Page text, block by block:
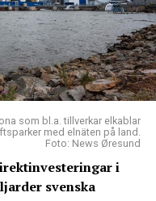
som bl.a. tillverkar elkablar
med elnäten på land.
Foto: News Øresund
i
svenska